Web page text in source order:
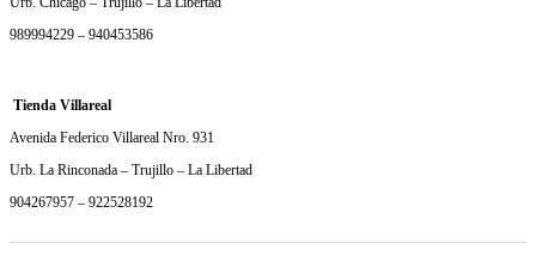
989994229 – 940453586
Tienda Villareal
Avenida Federico Villareal Nro. 931
Urb. La Rinconada – Trujillo – La Libertad
904267957 – 922528192